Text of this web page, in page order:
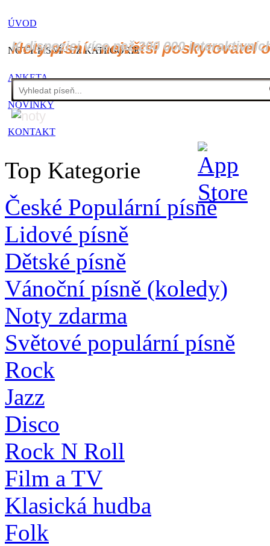
ÚVOD
NOTY PÍSNÍ - CZ KATEGORIE
ANKETA
NOVINKY
KONTAKT
Noty písní - největší poskytovatel
K dispozici více než 200 000
Top Kategorie
České Populární písně
Lidové písně
Dětské písně
Vánoční písně (koledy)
Noty zdarma
Světové populární písně
Rock
Jazz
Disco
Rock N Roll
Film a TV
Klasická hudba
Folk